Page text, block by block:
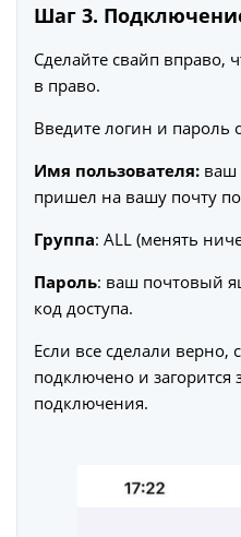
Шаг 3.
Сделайте свайп вправо,
в право.
Введите логин и пароль
Имя пользователя: ваш
пришел на вашу почту
Группа: ALL (менять
Пароль: ваш почтовый
код доступа.
Если все сделали верно,
подключено и загорится
подключения.